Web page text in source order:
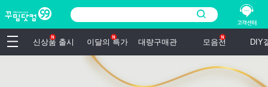
신상품 출시 이달의 특가 대량구매관 모음전 DIY